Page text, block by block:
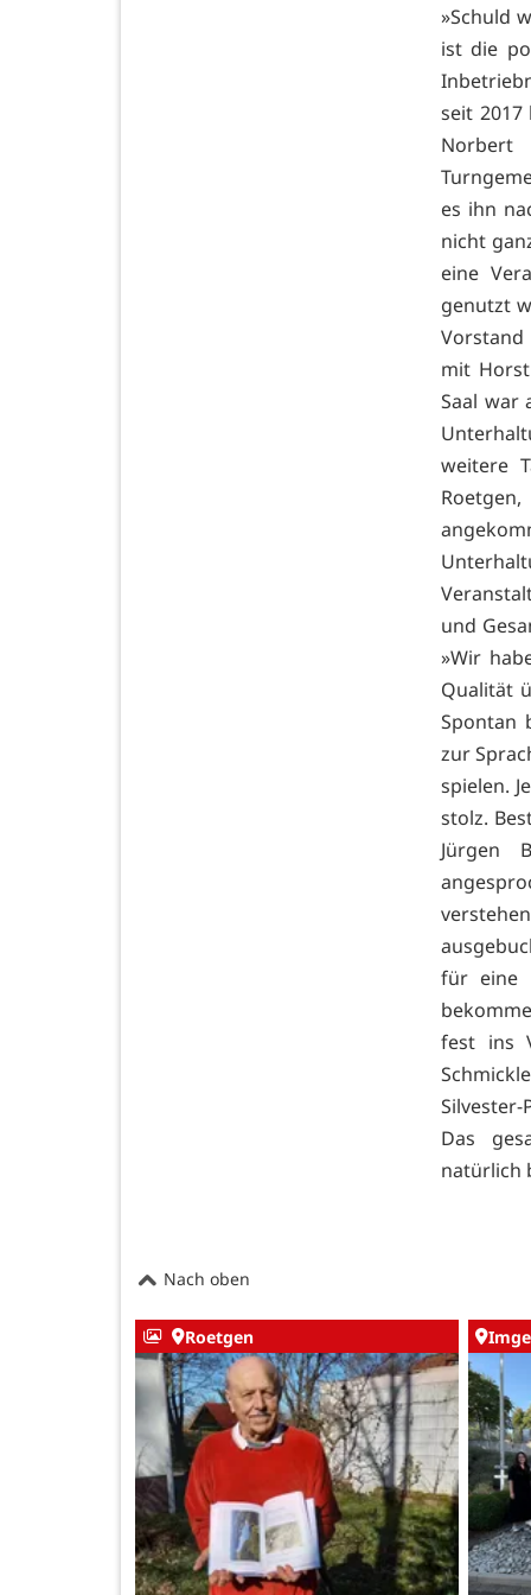
»Schuld
ist die
seit
Norbert
es ihn
nicht
eine
genutzt
Vorstand
mit
Saal war
weitere
und
»Wir
Qualität
Spontan
zur
spielen.
stolz.
Jürgen
für eine
fest ins
Das
natürlich
Nach oben
Roetgen